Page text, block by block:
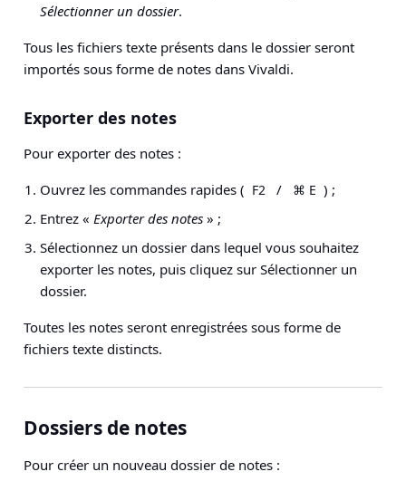
Sélectionner un dossier.
Tous les fichiers texte présents dans le dossier seront
importés sous forme de notes dans Vivaldi.
Exporter des notes
Pour exporter des notes :
Ouvrez les commandes rapides ( F2 / ⌘ E ) ;
Entrez « Exporter des notes » ;
Sélectionnez un dossier dans lequel vous souhaitez
exporter les notes, puis cliquez sur Sélectionner un
dossier.
Toutes les notes seront enregistrées sous forme de
fichiers texte distincts.
Dossiers de notes
Pour créer un nouveau dossier de notes :